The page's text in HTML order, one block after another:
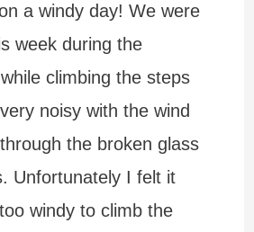
a windy day! We were
week during the
climbing the steps
noisy with the wind
the broken glass
Unfortunately I felt it
windy to climb the